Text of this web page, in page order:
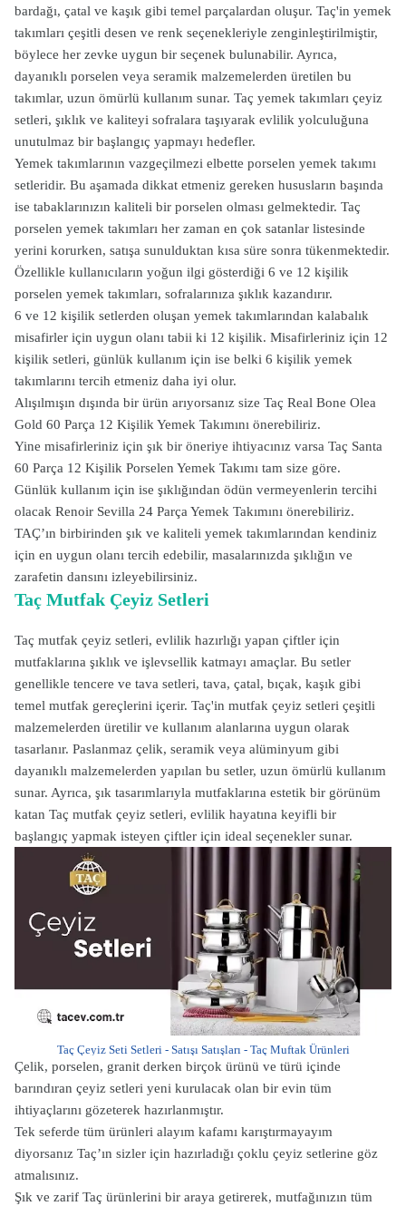
bardağı, çatal ve kaşık gibi temel parçalardan oluşur. Taç'in yemek
takımları çeşitli desen ve renk seçenekleriyle zenginleştirilmiştir,
böylece her zevke uygun bir seçenek bulunabilir. Ayrıca,
dayanıklı porselen veya seramik malzemelerden üretilen bu
takımlar, uzun ömürlü kullanım sunar. Taç yemek takımları çeyiz
setleri, şıklık ve kaliteyi sofralara taşıyarak evlilik yolculuğuna
unutulmaz bir başlangıç yapmayı hedefler.
Yemek takımlarının vazgeçilmezi elbette porselen yemek takımı
setleridir. Bu aşamada dikkat etmeniz gereken hususların başında
ise tabaklarınızın kaliteli bir porselen olması gelmektedir. Taç
porselen yemek takımları her zaman en çok satanlar listesinde
yerini korurken, satışa sunulduktan kısa süre sonra tükenmektedir.
Özellikle kullanıcıların yoğun ilgi gösterdiği 6 ve 12 kişilik
porselen yemek takımları, sofralarınıza şıklık kazandırır.
6 ve 12 kişilik setlerden oluşan yemek takımlarından kalabalık
misafirler için uygun olanı tabii ki 12 kişilik. Misafirleriniz için 12
kişilik setleri, günlük kullanım için ise belki 6 kişilik yemek
takımlarını tercih etmeniz daha iyi olur.
Alışılmışın dışında bir ürün arıyorsanız size Taç Real Bone Olea
Gold 60 Parça 12 Kişilik Yemek Takımını önerebiliriz.
Yine misafirleriniz için şık bir öneriye ihtiyacınız varsa Taç Santa
60 Parça 12 Kişilik Porselen Yemek Takımı tam size göre.
Günlük kullanım için ise şıklığından ödün vermeyenlerin tercihi
olacak Renoir Sevilla 24 Parça Yemek Takımını önerebiliriz.
TAÇ’ın birbirinden şık ve kaliteli yemek takımlarından kendiniz
için en uygun olanı tercih edebilir, masalarınızda şıklığın ve
zarafetin dansını izleyebilirsiniz.
Taç Mutfak Çeyiz Setleri
Taç mutfak çeyiz setleri, evlilik hazırlığı yapan çiftler için
mutfaklarına şıklık ve işlevsellik katmayı amaçlar. Bu setler
genellikle tencere ve tava setleri, tava, çatal, bıçak, kaşık gibi
temel mutfak gereçlerini içerir. Taç'in mutfak çeyiz setleri çeşitli
malzemelerden üretilir ve kullanım alanlarına uygun olarak
tasarlanır. Paslanmaz çelik, seramik veya alüminyum gibi
dayanıklı malzemelerden yapılan bu setler, uzun ömürlü kullanım
sunar. Ayrıca, şık tasarımlarıyla mutfaklarına estetik bir görünüm
katan Taç mutfak çeyiz setleri, evlilik hayatına keyifli bir
başlangıç yapmak isteyen çiftler için ideal seçenekler sunar.
Taç Çeyiz Seti Setleri - Satışı Satışları - Taç Muftak Ürünleri
Çelik, porselen, granit derken birçok ürünü ve türü içinde
barındıran çeyiz setleri yeni kurulacak olan bir evin tüm
ihtiyaçlarını gözeterek hazırlanmıştır.
Tek seferde tüm ürünleri alayım kafamı karıştırmayayım
diyorsanız Taç’ın sizler için hazırladığı çoklu çeyiz setlerine göz
atmalısınız.
Şık ve zarif Taç ürünlerini bir araya getirerek, mutfağınızın tüm